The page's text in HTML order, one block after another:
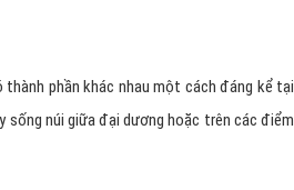
phần khác nhau một cách đáng kể tại
núi giữa đại dương hoặc trên các điểm